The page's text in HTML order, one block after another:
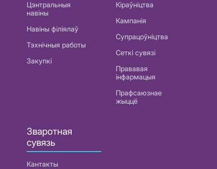
Цэнтральныя
навіны
Навіны філіялаў
Тэхнічныя работы
Закупкі
Кіраўніцтва
Кампанія
Супрацоўніцтва
Сеткі сувязі
Прававая
інфармацыя
Прафсаюзнае
жыццё
Зваротная
сувязь
Кантакты